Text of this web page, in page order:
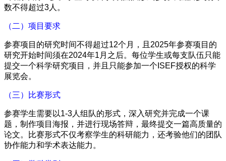
数不得超过3人。
（二）项目要求
参赛项目的研究时间不得超过12个月，且2025年参赛项目的
研究开始时间须在2024年1月之后。每位学生或每支队伍只能
提交一个科学研究项目，并且只能参加一个ISEF授权的科学
展览会。
（三）比赛形式
参赛学生需要以1-3人组队的形式，深入研究并完成一个课
题，制作项目海报，并进行现场答辩，最终提交一篇高质量的
论文。比赛形式不仅考察学生的科研能力，还考验他们的团队
协作能力和学术表达能力。